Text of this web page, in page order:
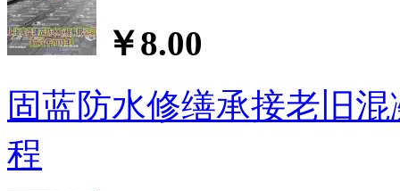
￥8.00
固蓝防水修缮承接老旧
程